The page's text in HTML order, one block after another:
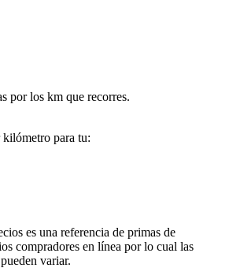
por los km que recorres.
kilómetro para tu:
es una referencia de primas de
compradores en línea por lo cual las
variar.